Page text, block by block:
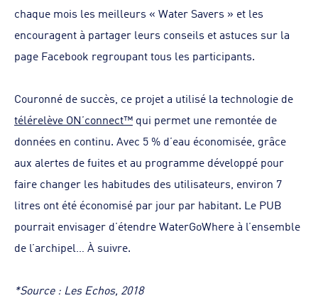
chaque mois les meilleurs « Water Savers » et les
encouragent à partager leurs conseils et astuces sur la
page Facebook regroupant tous les participants.
Couronné de succès, ce projet a utilisé la technologie de
télérelève ON’connect™ qui permet une remontée de
données en continu. Avec 5 % d’eau économisée, grâce
aux alertes de fuites et au programme développé pour
faire changer les habitudes des utilisateurs, environ 7
litres ont été économisé par jour par habitant. Le PUB
pourrait envisager d’étendre WaterGoWhere à l’ensemble
de l’archipel… À suivre.
*Source : Les Echos, 2018